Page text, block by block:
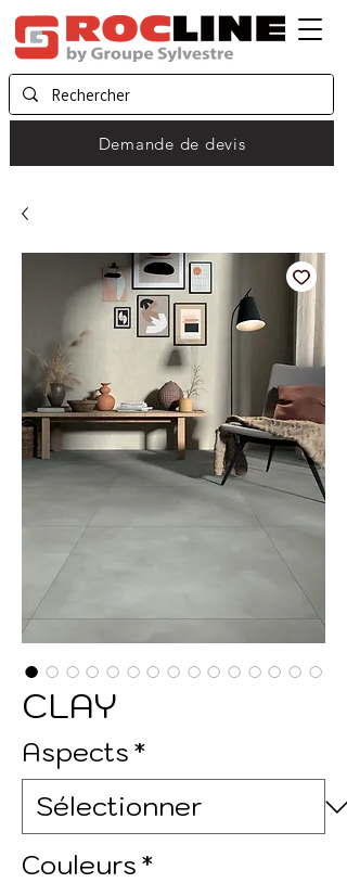
Demande de devis
CLAY
Aspects*
Couleurs*